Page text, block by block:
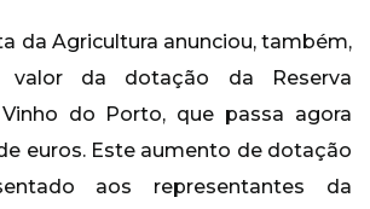
da Agricultura anunciou, também,
da dotação da Reserva
do Porto, que passa agora
euros. Este aumento de dotação
aos representantes da